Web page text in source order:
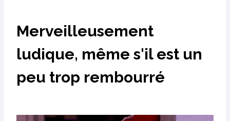
Merveilleusement
ludique, même s'il est un
peu trop rembourré